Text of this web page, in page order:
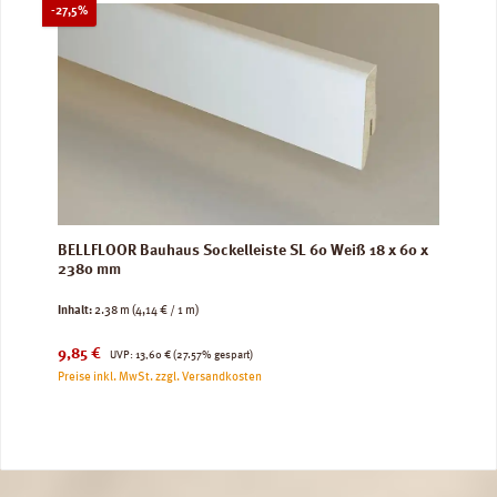
-27,5%Rabatt
BELLFLOOR Bauhaus Sockelleiste SL 60 Weiß 18 x 60 x
2380 mm
Inhalt:2.38 m (4,14 € / 1 m)
Verkaufspreis:
9,85 € UVP:
Regulärer Preis:
13,60 € (27.57% gespart)
Preise inkl. MwSt. zzgl. Versandkosten